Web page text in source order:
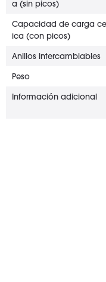
a (sin picos)
Capacidad de carga
ica (con picos)
Anillos intercambiables
Peso
Información adicional